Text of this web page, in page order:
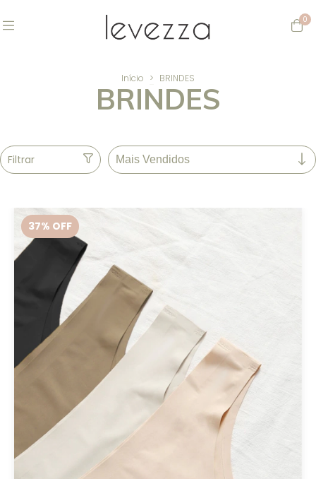
0
Início > BRINDES
BRINDES
Filtrar
37% OFF